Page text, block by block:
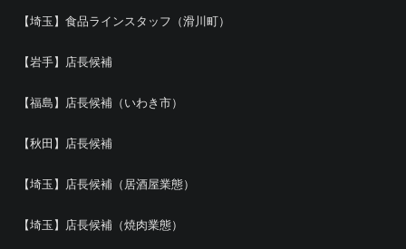
【埼玉】食品ラインスタッフ（滑川町）
【岩手】店長候補
【福島】店長候補（いわき市）
【秋田】店長候補
【埼玉】店長候補（居酒屋業態）
【埼玉】店長候補（焼肉業態）